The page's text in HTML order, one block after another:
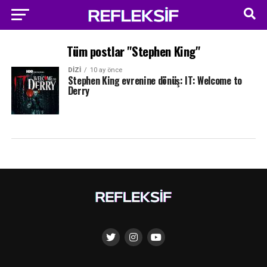
Tüm postlar "Stephen King"
DIZI 10 ay önce
Stephen King evrenine dönüş: IT: Welcome to
Derry